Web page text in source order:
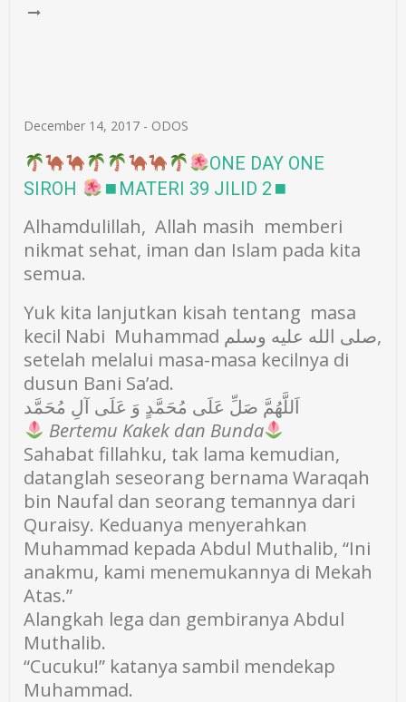
December 14, 2017 - ODOS
ONE DAY ONE
SIROH
⏹MATERI 39 JILID 2⏹
Alhamdulillah, Allah masih memberi
nikmat sehat, iman dan Islam pada kita
semua.
Yuk kita lanjutkan kisah tentang masa
kecil Nabi Muhammad صلى الله عليه وسلم,
setelah melalui masa-masa kecilnya di
dusun Bani Sa’ad.
اَللَّهُمَّ صَلِّ عَلَى مُحَمَّدٍ وَ عَلَى آلِ مُحَمَّد
Bertemu Kakek dan Bunda
Sahabat fillahku, tak lama kemudian,
datanglah seseorang bernama Waraqah
bin Naufal dan seorang temannya dari
Quraisy. Keduanya menyerahkan
Muhammad kepada Abdul Muthalib, “Ini
anakmu, kami menemukannya di Mekah
Atas.”
Alangkah lega dan gembiranya Abdul
Muthalib.
“Cucuku!” katanya sambil mendekap
Muhammad.